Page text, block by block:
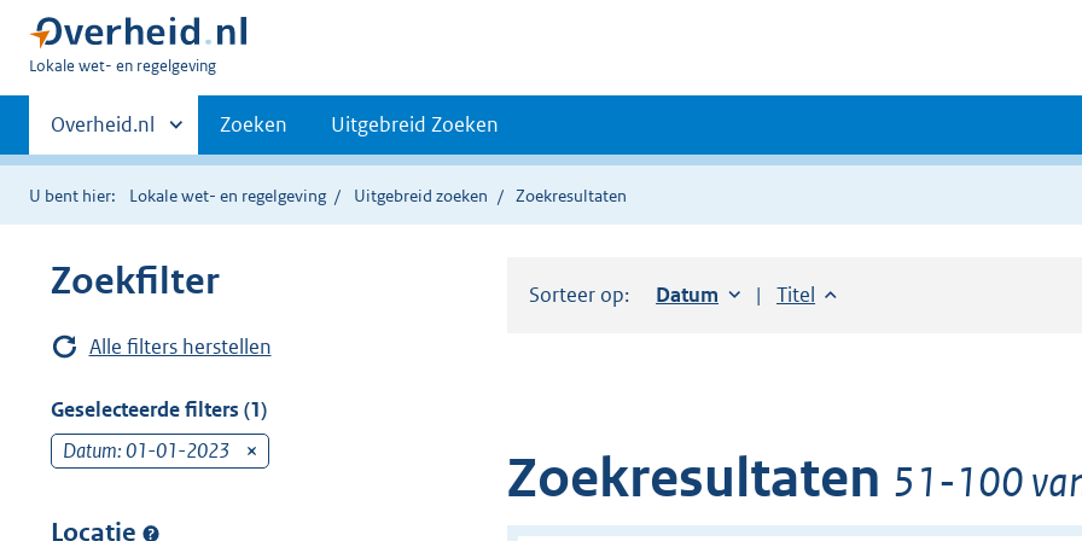
U
hier:
Lokale wet- en regelgeving
Primaire
navigatie
Andere
sites
binnen
Overheid.nl Zoeken Uitgebreid Zoeken
U bent hier: Lokale wet- en regelgeving Uitgebreid zoeken Zoekresultaten
Zoekfilter
Alle filters herstellen
Geselecteerde filters (1)
Datum: 01-01-2023
Locatie
Sorteer op: Sorteer op:
Datum oplopendSorteer op:
Titel oplopend
Zoekresultaten 51-100